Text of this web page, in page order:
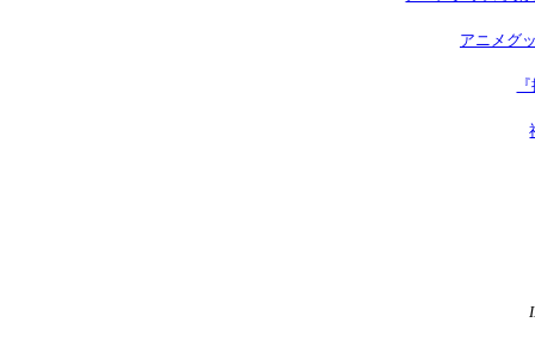
アニメグ